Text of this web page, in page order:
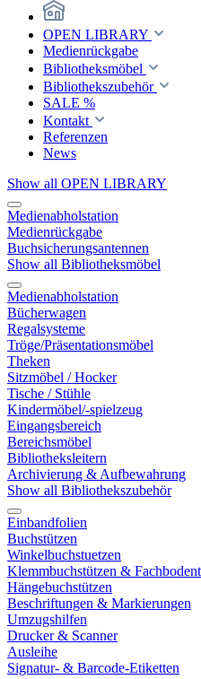
OPEN LIBRARY
Medienrückgabe
Bibliotheksmöbel
Bibliothekszubehör
SALE %
Kontakt
Referenzen
News
Show all OPEN LIBRARY
Medienabholstation
Medienrückgabe
Buchsicherungsantennen
Show all Bibliotheksmöbel
Medienabholstation
Bücherwagen
Regalsysteme
Tröge/Präsentationsmöbel
Theken
Sitzmöbel / Hocker
Tische / Stühle
Kindermöbel/-spielzeug
Eingangsbereich
Bereichsmöbel
Bibliotheksleitern
Archivierung & Aufbewahrung
Show all Bibliothekszubehör
Einbandfolien
Buchstützen
Winkelbuchstuetzen
Klemmbuchstützen &
Hängebuchstützen
Beschriftungen & Markierungen
Umzugshilfen
Drucker & Scanner
Ausleihe
Signatur- & Barcode-Etiketten